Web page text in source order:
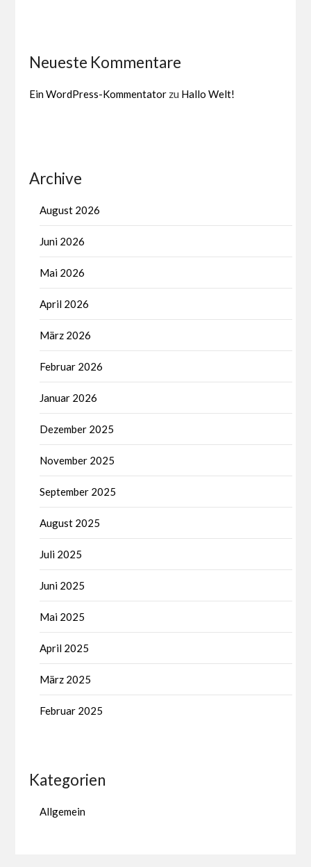
Neueste Kommentare
Ein WordPress-Kommentator zu Hallo Welt!
Archive
August 2026
Juni 2026
Mai 2026
April 2026
März 2026
Februar 2026
Januar 2026
Dezember 2025
November 2025
September 2025
August 2025
Juli 2025
Juni 2025
Mai 2025
April 2025
März 2025
Februar 2025
Kategorien
Allgemein